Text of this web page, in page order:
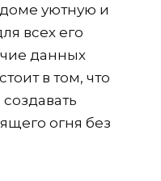
уютную и
всех его
данных
в том, что
огня без